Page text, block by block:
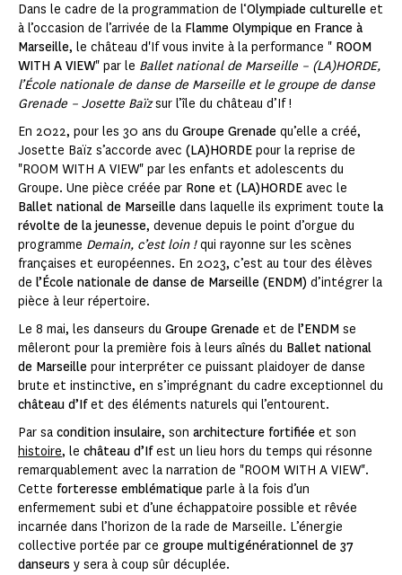
Dans le cadre de la programmation de l‘Olympiade culturelle et
à l’occasion de l’arrivée de la Flamme Olympique en France à
Marseille, le château d'If vous invite à la performance " ROOM
WITH A VIEW" par le Ballet national de Marseille – (LA)HORDE,
l’École nationale de danse de Marseille et le groupe de danse
Grenade – Josette Baïzsur l’île du château d’If !
En 2022, pour les 30 ans du Groupe Grenade qu’elle a créé,
Josette Baïz s’accorde avec (LA)HORDE pour la reprise de
"ROOM WITH A VIEW" par les enfants et adolescents du
Groupe. Une pièce créée par Rone et (LA)HORDE avec le
Ballet national de Marseille dans laquelle ils expriment toute la
révolte de la jeunesse, devenue depuis le point d’orgue du
programme Demain, c’est loin !qui rayonne sur les scènes
françaises et européennes. En 2023, c’est au tour des élèves
de l’École nationale de danse de Marseille (ENDM) d’intégrer la
pièce à leur répertoire.
Le 8 mai, les danseurs du Groupe Grenade et de l’ENDM se
mêleront pour la première fois à leurs aînés du Ballet national
de Marseille pour interpréter ce puissant plaidoyer de danse
brute et instinctive, en s’imprégnant du cadre exceptionnel du
château d’Ifet des éléments naturels qui l’entourent.
Par sa condition insulaire, son architecture fortifiée et son
histoire, le château d’Ifest un lieu hors du temps qui résonne
remarquablement avec la narration de "ROOM WITH A VIEW".
Cette forteresse emblématique parle à la fois d’un
enfermement subi et d’une échappatoire possible et rêvée
incarnée dans l’horizon de la rade de Marseille. L’énergie
collective portée par ce groupe multigénérationnel de 37
danseurs y sera à coup sûr décuplée.